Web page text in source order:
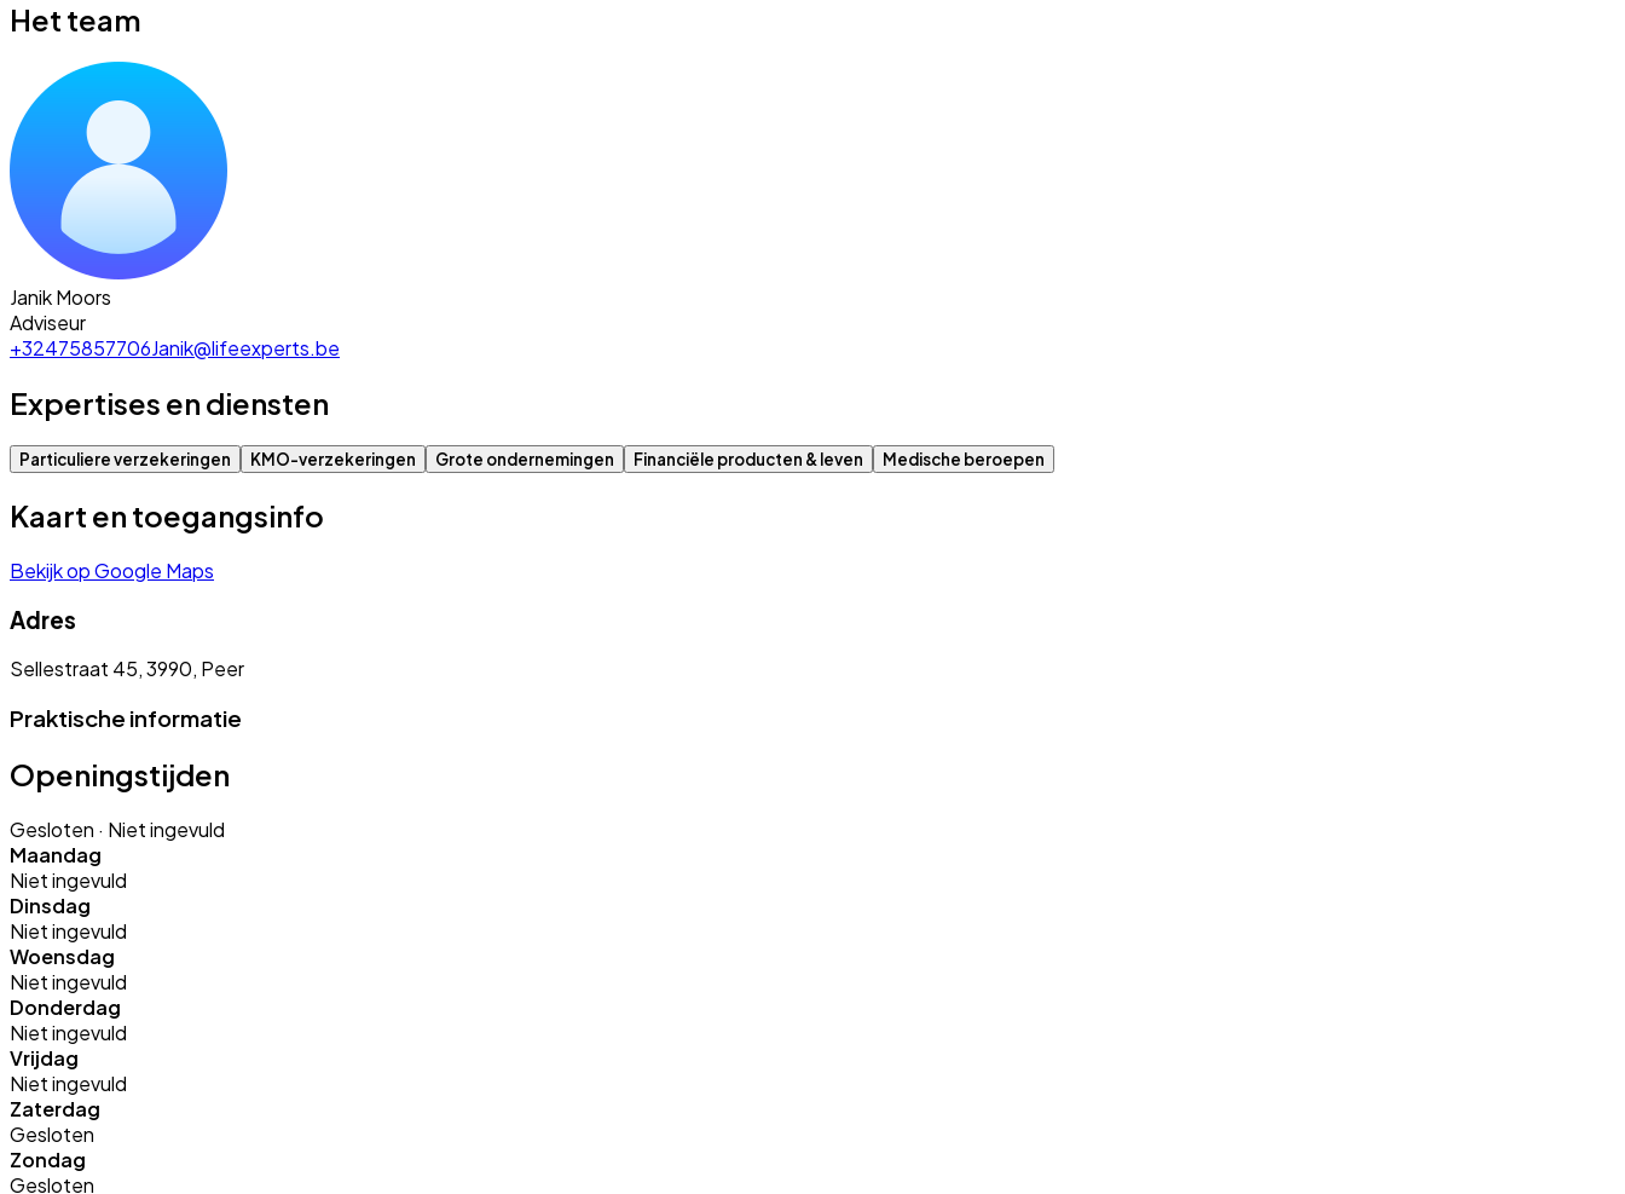
Het team
Janik Moors
Adviseur
+32475857706Janik@lifeexperts.be
Expertises en diensten
Particuliere verzekeringen KMO-verzekeringen Grote ondernemingen Financiële producten & leven Medische beroepen
Kaart en toegangsinfo
Bekijk op Google Maps
Adres
Sellestraat 45, 3990, Peer
Praktische informatie
Openingstijden
Gesloten · Niet ingevuld
Maandag
Niet ingevuld
Dinsdag
Niet ingevuld
Woensdag
Niet ingevuld
Donderdag
Niet ingevuld
Vrijdag
Niet ingevuld
Zaterdag
Gesloten
Zondag
Gesloten